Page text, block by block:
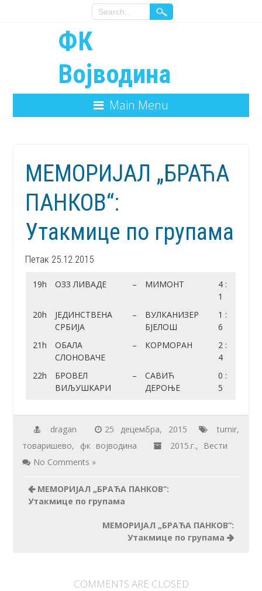
ФК
Војводина
Main Menu
МЕМОРИЈАЛ „БРАЋА
ПАНКОВ“:
Утакмице по групама
Петак 25.12.2015
19h ОЗЗ ЛИВАДЕ – МИМОНТ
4 :
1
20h
ЈЕДИНСТВЕНА
СРБИЈА
–
ВУЛКАНИЗЕР
БЈЕЛОШ
1 :
6
21h
ОБАЛА
СЛОНОВАЧЕ
– КОРМОРАН
2 :
4
22h
БРОВЕЛ
ВИЉУШКАРИ
–
САВИЋ
ДЕРОЊЕ
0 :
5
dragan 25 децембра, 2015 turnir,
товаришево, фк војводина 2015.г., Вести
No Comments »
МЕМОРИЈАЛ „БРАЋА ПАНКОВ“:
Утакмице по групама
МЕМОРИЈАЛ „БРАЋА ПАНКОВ“:
Утакмице по групама
COMMENTS ARE CLOSED